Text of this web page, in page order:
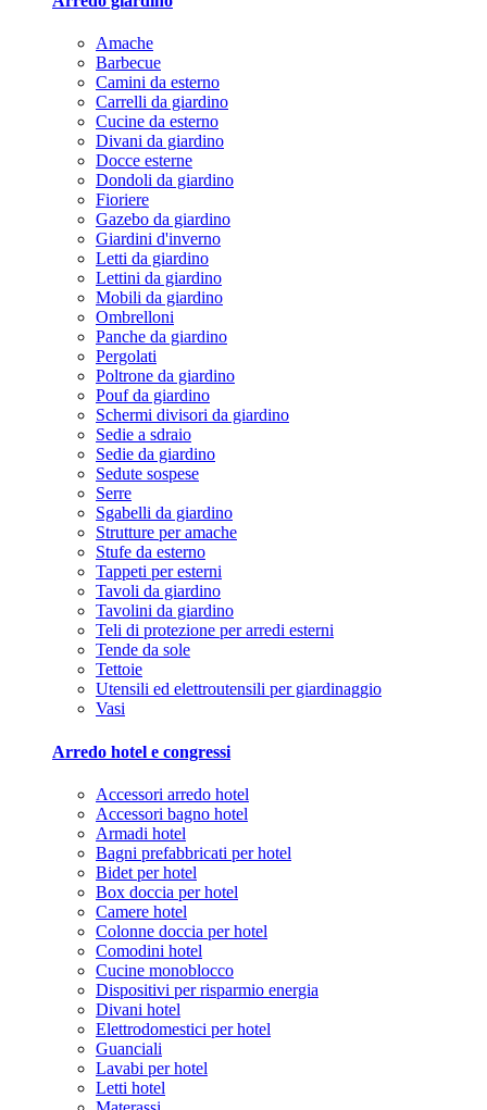
Amache
Barbecue
Camini da esterno
Carrelli da giardino
Cucine da esterno
Divani da giardino
Docce esterne
Dondoli da giardino
Fioriere
Gazebo da giardino
Giardini d'inverno
Letti da giardino
Lettini da giardino
Mobili da giardino
Ombrelloni
Panche da giardino
Pergolati
Poltrone da giardino
Pouf da giardino
Schermi divisori da giardino
Sedie a sdraio
Sedie da giardino
Sedute sospese
Serre
Sgabelli da giardino
Strutture per amache
Stufe da esterno
Tappeti per esterni
Tavoli da giardino
Tavolini da giardino
Teli di protezione per arredi esterni
Tende da sole
Tettoie
Utensili ed elettroutensili per giardinaggio
Vasi
Arredo hotel e congressi
Accessori arredo hotel
Accessori bagno hotel
Armadi hotel
Bagni prefabbricati per hotel
Bidet per hotel
Box doccia per hotel
Camere hotel
Colonne doccia per hotel
Comodini hotel
Cucine monoblocco
Dispositivi per risparmio energia
Divani hotel
Elettrodomestici per hotel
Guanciali
Lavabi per hotel
Letti hotel